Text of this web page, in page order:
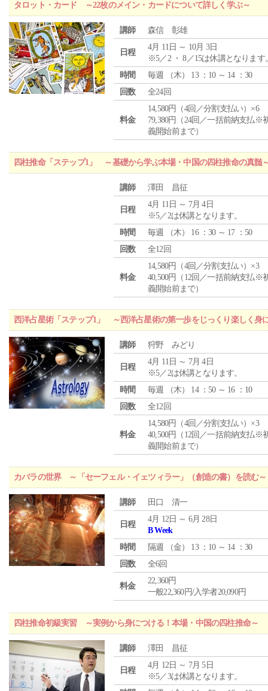
タロット・カード ～22枚のメイン・カードについて詳しく学ぶ～
講師 森信 彰雄
日程
4月 11日 ～ 10月 3日
※5／2 ・ 8／15は休講となります
時間
毎週 （木） 13 ：10 ～ 14 ：30
回数
全24回
料金
14,580円（4回／分割支払い）×6
79,380円（24回／一括前納支払※
義開始前まで）
四柱推命「ステップ1」 ～基礎から学ぶ本場・中国の四柱推命の真髄
講師 澤田 昌征
日程
4月 11日 ～ 7月 4日
※5／2は休講となります。
時間
毎週 （木） 16 ：30 ～ 17 ：50
回数
全12回
料金
14,580円（4回／分割支払い）×3
40,500円（12回／一括前納支払※
義開始前まで）
西洋占星術「ステップ1」 ～西洋占星術の第一歩をじっくり楽しく身
講師 狩野 みどり
日程
4月 11日 ～ 7月 4日
※5／2は休講となります。
時間
毎週 （木） 14 ：50 ～ 16 ：10
回数
全12回
料金
14,580円（4回／分割支払い）×3
40,500円（12回／一括前納支払※
義開始前まで）
カバラの世界 ～「セーフェル・イェツィラー」（創造の書）を読む～
講師 田口 清一
日程
4月 12日 ～ 6月 28日
B Week
時間
隔週 （金） 13 ：10 ～ 14 ：30
回数
全6回
料金
22,360円
一般22,360円/入学者20,090円
四柱推命初級実習 ～実例から身につける！本場・中国の四柱推命～
講師 澤田 昌征
日程
4月 12日 ～ 7月 5日
※5／3は休講となります。